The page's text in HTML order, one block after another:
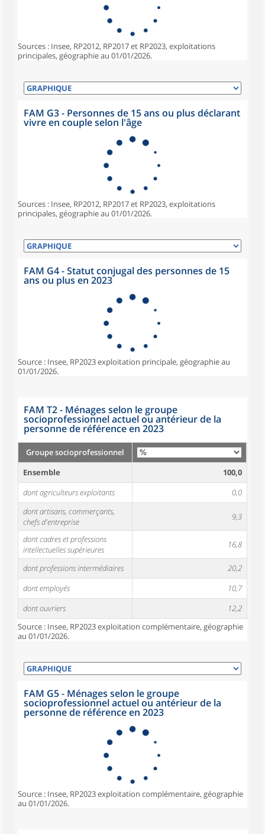
Sources : Insee, RP2012, RP2017 et RP2023, exploitations
principales, géographie au 01/01/2026.
FAM G3 - Personnes de 15 ans ou plus déclarant
vivre en couple selon l'âge
Sources : Insee, RP2012, RP2017 et RP2023, exploitations
principales, géographie au 01/01/2026.
FAM G4 - Statut conjugal des personnes de 15
ans ou plus en 2023
Source : Insee, RP2023 exploitation principale, géographie au
01/01/2026.
FAM T2 - Ménages selon le groupe
socioprofessionnel actuel ou antérieur de la
personne de référence en 2023
Groupe socioprofessionnel
Ensemble
100,0
dont agriculteurs exploitants
0,0
dont artisans, commerçants,
chefs d'entreprise
9,3
dont cadres et professions
intellectuelles supérieures
16,8
dont professions intermédiaires
20,2
dont employés
10,7
dont ouvriers
12,2
Source : Insee, RP2023 exploitation complémentaire, géographie
au 01/01/2026.
FAM G5 - Ménages selon le groupe
socioprofessionnel actuel ou antérieur de la
personne de référence en 2023
Source : Insee, RP2023 exploitation complémentaire, géographie
au 01/01/2026.